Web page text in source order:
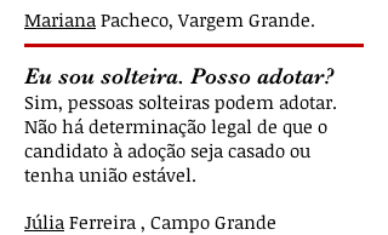
Mariana Pacheco, Vargem Grande.
Eu sou solteira. Posso adotar?
Sim, pessoas solteiras podem adotar.
Não há determinação legal de que o
candidato à adoção seja casado ou
tenha união estável.
Júlia Ferreira , Campo Grande